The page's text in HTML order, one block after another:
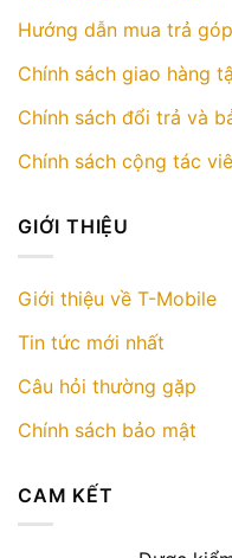
Hướng dẫn mua trả góp
Chính sách giao hàng
Chính sách đổi trả và
Chính sách cộng tác
GIỚI THIỆU
Giới thiệu về T-Mobile
Tin tức mới nhất
Câu hỏi thường gặp
Chính sách bảo mật
CAM KẾT